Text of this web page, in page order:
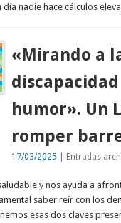
día nadie hace cálculos
«Mirando a
humor». Un
romper
17/03/2025 | Entradas
y nos ayuda a
saber reír con los
esas dos claves